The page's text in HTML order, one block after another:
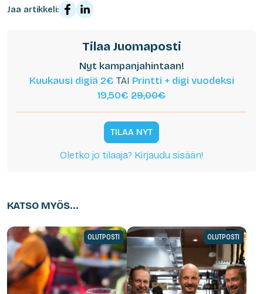
Jaa artikkeli:
Tilaa Juomaposti
Nyt kampanjahintaan!
Kuukausi digiä 2€ TAI Printti + digi vuodeksi
19,50€ 29,00€
TILAA NYT
Oletko jo tilaaja? Kirjaudu sisään!
KATSO MYÖS...
OLUTPOSTI OLUTPOSTI